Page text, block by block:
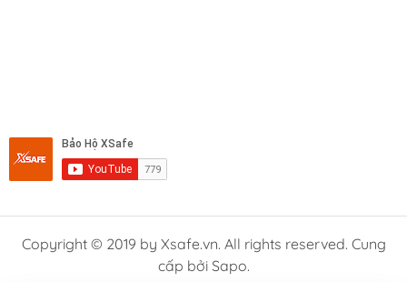
Copyright © 2019 by Xsafe.vn. All rights reserved. Cung
cấp bởi Sapo.